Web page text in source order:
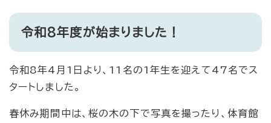
令和8年度が始まりました！
令和8年4月1日より、11名の1年生を迎えて47名でス
タートしました。
春休み期間中は、桜の木の下で写真を撮ったり、体育館